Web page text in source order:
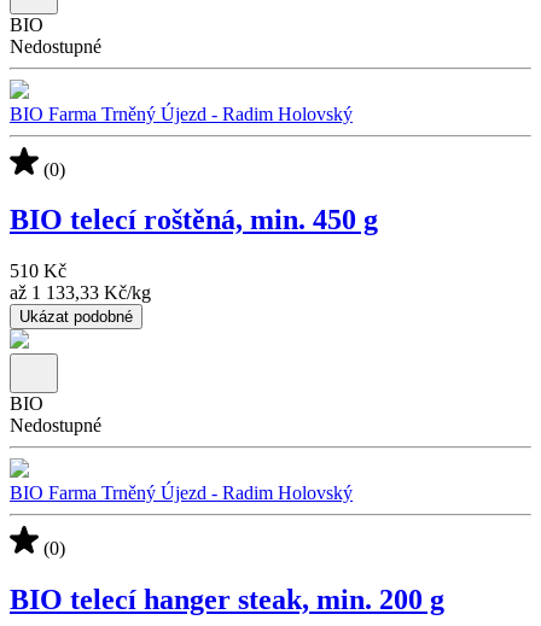
BIO
Nedostupné
BIO Farma Trněný Újezd - Radim Holovský
(0)
BIO telecí roštěná, min. 450 g
510 Kč
až 1 133,33 Kč/kg
Ukázat podobné
BIO
Nedostupné
BIO Farma Trněný Újezd - Radim Holovský
(0)
BIO telecí hanger steak, min. 200 g